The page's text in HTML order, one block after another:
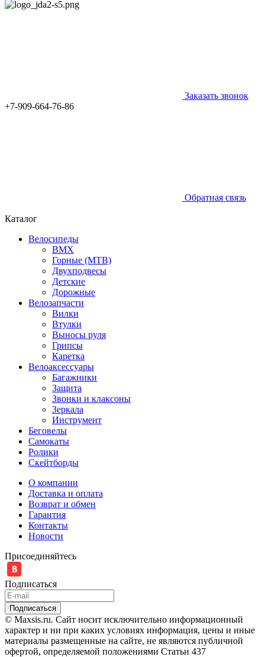
Заказать звонок
+7-909-664-76-86
Обратная связь
Каталог
Велосипеды
BMX
Горные (MTB)
Двухподвесы
Детские
Дорожные
Велозапчасти
Вилки
Втулки
Выносы руля
Грипсы
Каретка
Велоаксессуары
Багажники
Защита
Звонки и клаксоны
Зеркала
Инструмент
Беговелы
Самокаты
Ролики
Скейтборды
О компании
Доставка и оплата
Возврат и обмен
Гарантия
Контакты
Новости
Присоединяйтесь
Подписаться
© Maxsis.ru. Сайт носит исключительно информационный
характер и ни при каких условиях информация, цены и иные
материалы размещенные на сайте, не являются публичной
офертой, определяемой положениями Статьи 437